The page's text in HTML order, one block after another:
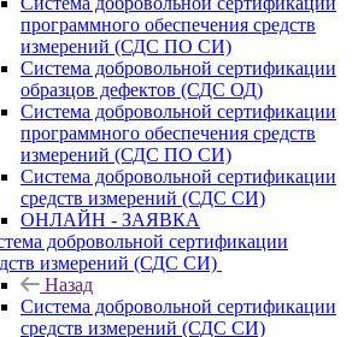
программного обеспечения средств
измерений (СДС ПО СИ)
Система добровольной сертификации
образцов дефектов (СДС ОД)
Система добровольной сертификации
программного обеспечения средств
измерений (СДС ПО СИ)
Система добровольной сертификации
средств измерений (СДС СИ)
ОНЛАЙН - ЗАЯВКА
добровольной сертификации
измерений (СДС СИ)
Назад
Система добровольной сертификации
средств измерений (СДС СИ)